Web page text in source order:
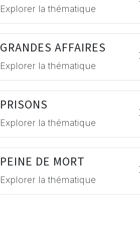
Explorer la thématique
GRANDES AFFAIRES
Explorer la thématique
PRISONS
Explorer la thématique
PEINE DE MORT
Explorer la thématique